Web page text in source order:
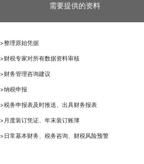
需要提供的资料
>整理原始凭据
>财税专家对所有数据资料审核
>财务管理咨询建议
>纳税申报
>税务申报表及时推送、出具财务报表
> 月度装订凭证、年末装订账簿
> 日常基本财务、税务咨询、财税风险预警